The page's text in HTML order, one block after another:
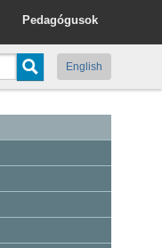
Pedagógusok
English